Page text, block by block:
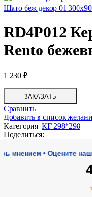
Шато беж декор 01
RD4P012
Rento
1 230 ₽
ЗАКАЗАТЬ
Сравнить
Добавить в список
Категория: КГ 298*298
Поделиться:
• Оцените наш